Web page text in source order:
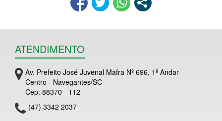
ATENDIMENTO
Av. Prefeito José Juvenal Mafra Nº 696, 1º Andar
Centro - Navegantes/SC
Cep: 88370 - 112
(47) 3342 2037